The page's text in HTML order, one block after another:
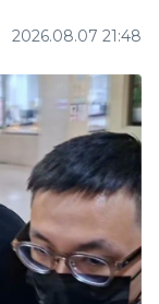
2026.08.07 21:48